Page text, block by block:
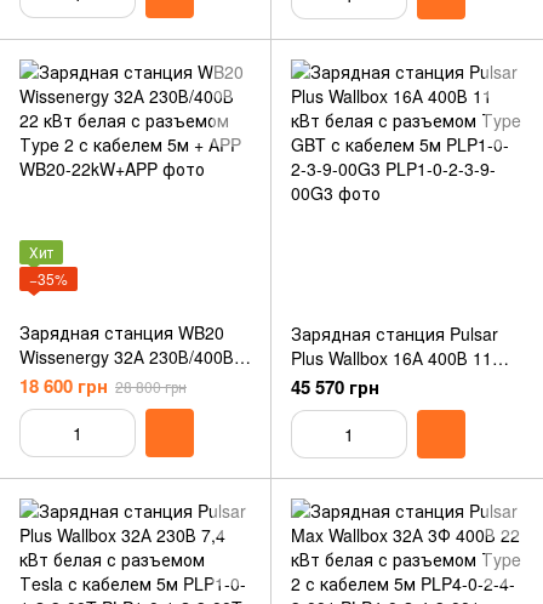
Хит
−35%
Зарядная станция WB20
Wissenergy 32А 230В/400В
22 кВт белая с разъемом
Тype 2 с кабелем 5м + APP
18 600 грн 28 800 грн
Зарядная станция Pulsar
Plus Wallbox 16А 400В 11
кВт белая с разъемом Тype
GBT с кабелем 5м PLP1-0-
2-3-9-00G3
45 570 грн